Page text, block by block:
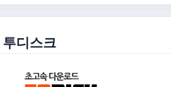
투디스크